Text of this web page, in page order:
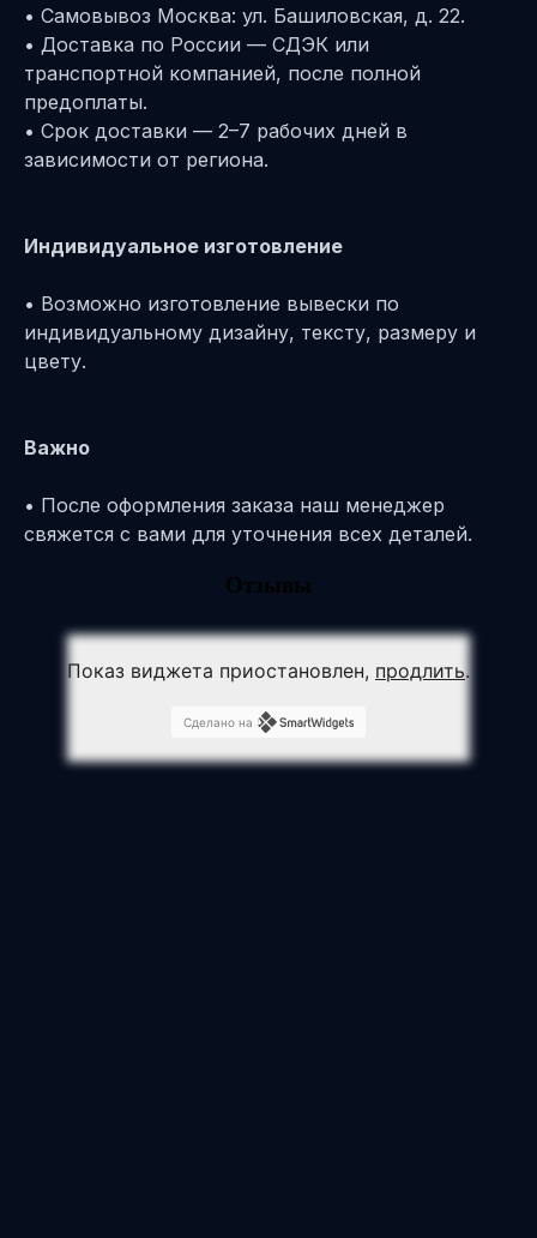
• Самовывоз Москва: ул. Башиловская, д. 22.
• Доставка по России — СДЭК или
транспортной компанией, после полной
предоплаты.
• Срок доставки — 2–7 рабочих дней в
зависимости от региона.
Индивидуальное изготовление
• Возможно изготовление вывески по
индивидуальному дизайну, тексту, размеру и
цвету.
Важно
• После оформления заказа наш менеджер
свяжется с вами для уточнения всех деталей.
Отзывы